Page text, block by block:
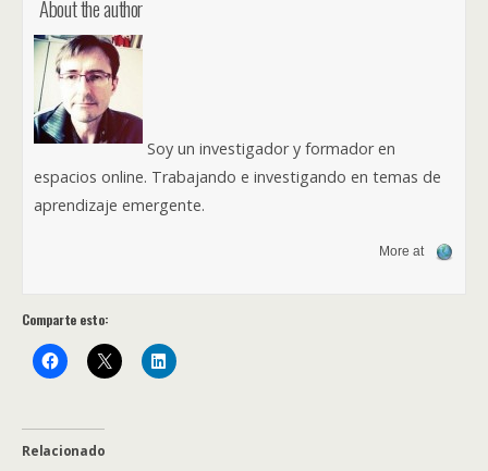
About the author
Soy un investigador y formador en
espacios online. Trabajando e investigando en temas de
aprendizaje emergente.
More at
Comparte esto:
Relacionado